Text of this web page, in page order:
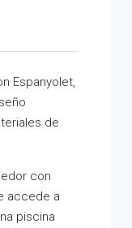
Espanyolet,
de
con
accede a
piscina